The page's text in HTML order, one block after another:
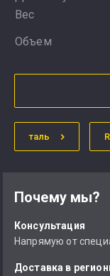
Вес
Объем
таль
Почему мы?
Консультация
Напрямую от
Доставка в